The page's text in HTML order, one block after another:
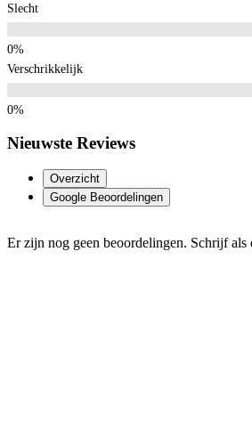
Slecht
Verschrikkelijk
Nieuwste Reviews
Overzicht
Google Beoordelingen
Er zijn nog geen beoordelingen. Schrijf als